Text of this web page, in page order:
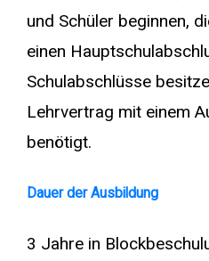
und Schüler beginnen,
einen
Schulabschlüsse
Lehrvertrag mit einem
benötigt.
Dauer der Ausbildung
3 Jahre in